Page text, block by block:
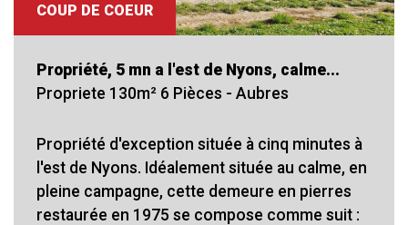
COUP DE COEUR
Propriété, 5 mn a l'est de Nyons, calme...
Propriete 130m² 6 Pièces - Aubres
Propriété d'exception située à cinq minutes à
l'est de Nyons. Idéalement située au calme, en
pleine campagne, cette demeure en pierres
restaurée en 1975 se compose comme suit :